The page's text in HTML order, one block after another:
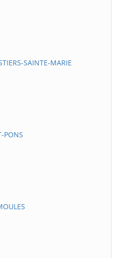
SAINTE-MARIE
PONS